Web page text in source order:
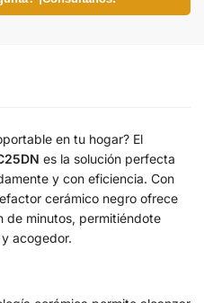
en tu hogar? El
es la solución perfecta
y con eficiencia. Con
cerámico negro ofrece
de minutos, permitiéndote
acogedor.